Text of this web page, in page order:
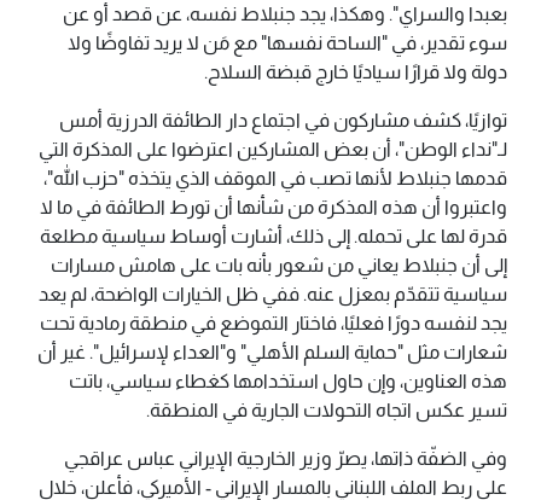
بعبدا والسراي". وهكذا، يجد جنبلاط نفسه، عن قصد أو عن
سوء تقدير، في "الساحة نفسها" مع مَن لا يريد تفاوضًا ولا
دولة ولا قرارًا سياديًا خارج قبضة السلاح.
توازيًا، كشف مشاركون في اجتماع دار الطائفة الدرزية أمس
لـ"نداء الوطن"، أن بعض المشاركين اعترضوا على المذكرة التي
قدمها جنبلاط لأنها تصب في الموقف الذي يتخذه "حزب الله"،
واعتبروا أن هذه المذكرة من شأنها أن تورط الطائفة في ما لا
قدرة لها على تحمله. إلى ذلك، أشارت أوساط سياسية مطلعة
إلى أن جنبلاط يعاني من شعور بأنه بات على هامش مسارات
سياسية تتقدّم بمعزل عنه. ففي ظل الخيارات الواضحة، لم يعد
يجد لنفسه دورًا فعليًا، فاختار التموضع في منطقة رمادية تحت
شعارات مثل "حماية السلم الأهلي" و"العداء لإسرائيل". غير أن
هذه العناوين، وإن حاول استخدامها كغطاء سياسي، باتت
تسير عكس اتجاه التحولات الجارية في المنطقة.
وفي الضفّة ذاتها، يصرّ وزير الخارجية الإيراني عباس عراقجي
على ربط الملف اللبناني بالمسار الإيراني - الأميركي، فأعلن، خلال